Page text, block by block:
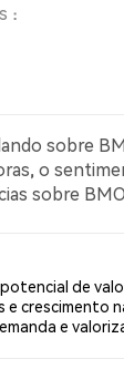
:
sobre
o
sobre
de
crescimento
e